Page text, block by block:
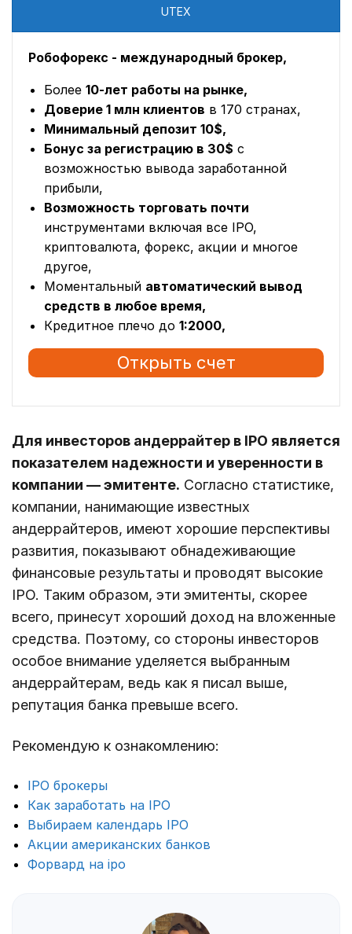
UTEX
Робофорекс - международный брокер,
Более 10-лет работы на рынке,
Доверие 1 млн клиентов в 170 странах,
Минимальный депозит 10$,
Бонус за регистрацию в 30$ с
возможностью вывода заработанной
прибыли,
Возможность торговать почти
инструментами включая все IPO,
криптовалюта, форекс, акции и многое
другое,
Моментальный автоматический вывод
средств в любое время,
Кредитное плечо до 1:2000,
Открыть счет
Для инвесторов андеррайтер в IPO является
показателем надежности и уверенности в
компании — эмитенте. Согласно статистике,
компании, нанимающие известных
андеррайтеров, имеют хорошие перспективы
развития, показывают обнадеживающие
финансовые результаты и проводят высокие
IPO. Таким образом, эти эмитенты, скорее
всего, принесут хороший доход на вложенные
средства. Поэтому, со стороны инвесторов
особое внимание уделяется выбранным
андеррайтерам, ведь как я писал выше,
репутация банка превыше всего.
Рекомендую к ознакомлению:
IPO брокеры
Как заработать на IPO
Выбираем календарь IPO
Акции американских банков
Форвард на ipo